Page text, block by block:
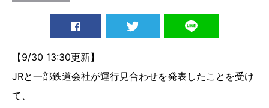
【9/30 13:30更新】
JRと一部鉄道会社が運行見合わせを発表したことを受け
て、